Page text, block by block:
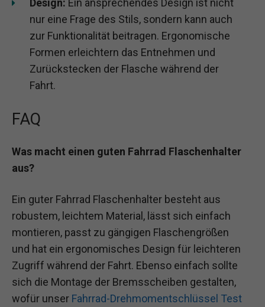
Design: Ein ansprechendes Design ist nicht
nur eine Frage des Stils, sondern kann auch
zur Funktionalität beitragen. Ergonomische
Formen erleichtern das Entnehmen und
Zurückstecken der Flasche während der
Fahrt.
FAQ
Was macht einen guten Fahrrad Flaschenhalter
aus?
Ein guter Fahrrad Flaschenhalter besteht aus
robustem, leichtem Material, lässt sich einfach
montieren, passt zu gängigen Flaschengrößen
und hat ein ergonomisches Design für leichteren
Zugriff während der Fahrt. Ebenso einfach sollte
sich die Montage der Bremsscheiben gestalten,
wofür unser Fahrrad-Drehmomentschlüssel Test